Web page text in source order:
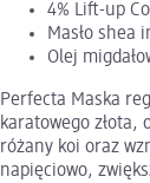
4% Lift-up
Masło shea
Olej
Perfecta Maska
karatowego złota,
różany koi oraz
napięciowo,